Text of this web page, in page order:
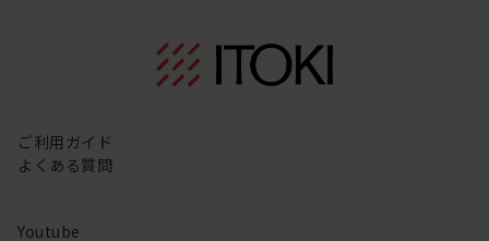
ご利用ガイド
よくある質問
Youtube